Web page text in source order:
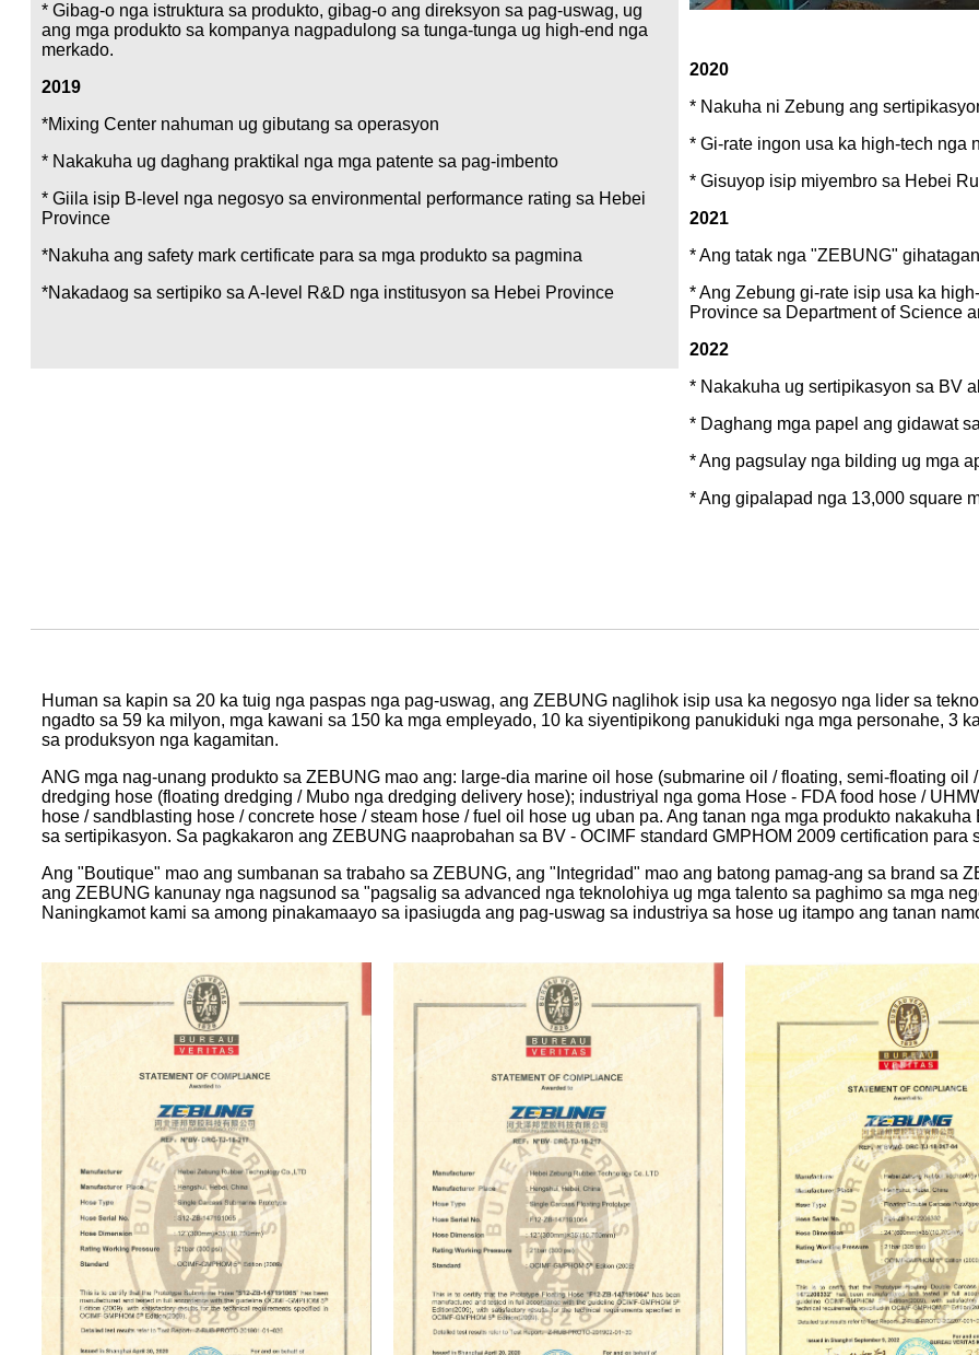
* Gibag-o nga istruktura sa produkto, gibag-o ang direksyon sa pag-uswag, ug
ang mga produkto sa kompanya nagpadulong sa tunga-tunga ug high-end nga
merkado.
2019
*Mixing Center nahuman ug gibutang sa operasyon
* Nakakuha ug daghang praktikal nga mga patente sa pag-imbento
* Giila isip B-level nga negosyo sa environmental performance rating sa Hebei
Province
*Nakuha ang safety mark certificate para sa mga produkto sa pagmina
*Nakadaog sa sertipiko sa A-level R&D nga institusyon sa Hebei Province
2020
* Nakuha ni Zebung ang
* Gi-rate ingon usa ka high-tech nga
* Gisuyop isip miyembro sa Hebei
2021
* Ang tatak nga "ZEBUNG"
* Ang Zebung gi-rate isip usa ka
Province sa Department of Science
2022
* Nakakuha ug sertipikasyon sa BV
* Daghang mga papel ang gidawat
* Ang pagsulay nga bilding ug mga
* Ang gipalapad nga 13,000 square
Human sa kapin sa 20 ka tuig nga paspas nga pag-uswag, ang ZEBUNG naglihok isip usa ka negosyo nga lider sa
ngadto sa 59 ka milyon, mga kawani sa 150 ka mga empleyado, 10 ka siyentipikong panukiduki nga mga personahe, 3
sa produksyon nga kagamitan.
ANG mga nag-unang produkto sa ZEBUNG mao ang: large-dia marine oil hose (submarine oil / floating, semi-floating
dredging hose (floating dredging / Mubo nga dredging delivery hose); industriyal nga goma Hose - FDA food hose /
hose / sandblasting hose / concrete hose / steam hose / fuel oil hose ug uban pa. Ang tanan nga mga produkto
sa sertipikasyon. Sa pagkakaron ang ZEBUNG naaprobahan sa BV - OCIMF standard GMPHOM 2009 certification para
Ang "Boutique" mao ang sumbanan sa trabaho sa ZEBUNG, ang "Integridad" mao ang batong pamag-ang sa brand sa
ang ZEBUNG kanunay nga nagsunod sa "pagsalig sa advanced nga teknolohiya ug mga talento sa paghimo sa mga
Naningkamot kami sa among pinakamaayo sa ipasiugda ang pag-uswag sa industriya sa hose ug itampo ang tanan